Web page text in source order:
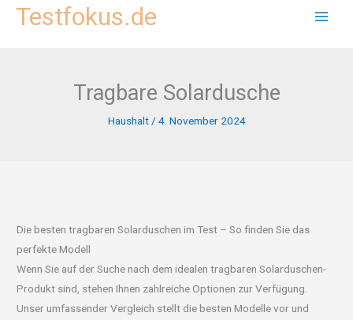
InhaltTestfokus.de
Tragbare Solardusche
Haushalt/ 4. November 2024
Die besten tragbaren Solarduschen im Test – So finden Sie das
perfekte Modell
Wenn Sie auf der Suche nach dem idealen tragbaren Solarduschen-
Produkt sind, stehen Ihnen zahlreiche Optionen zur Verfügung.
Unser umfassender Vergleich stellt die besten Modelle vor und